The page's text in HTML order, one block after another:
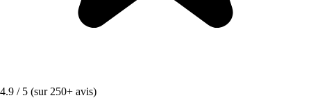
4.9 / 5 (sur 250+ avis)